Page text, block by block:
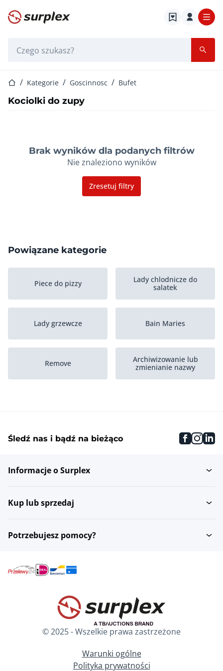
Strona główna
Strona główna
Kategorie Goscinnosc Bufet
Kociolki do zupy
Brak wyników dla podanych filtrów
Nie znaleziono wyników
Zresetuj filtry
Powiązane kategorie
Piece do pizzy
Lady chlodnicze do
salatek
Lady grzewcze Bain Maries
Remove
Archiwizowanie lub
zmienianie nazwy
Pozostale urzadzenia
Wózki do serwowania
Śledź nas i bądź na bieżąco
Informacje o Surplex
Kup lub sprzedaj
Potrzebujesz pomocy?
© 2025 - Wszelkie prawa zastrzeżone
Warunki ogólne
Polityka prywatności